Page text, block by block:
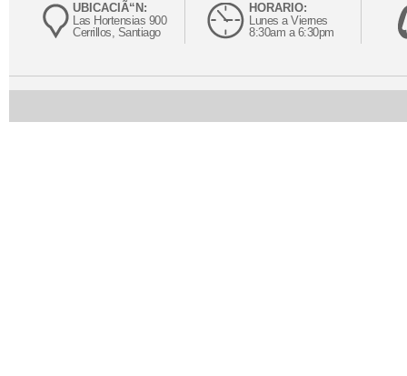
UBICACIÃ“N:
Las Hortensias 900
Cerrillos, Santiago
HORARIO:
Lunes a Viernes
8:30am a 6:30pm